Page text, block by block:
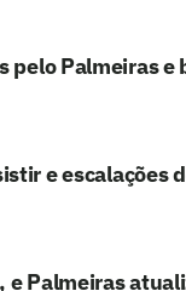
pelo Palmeiras e
e escalações
Palmeiras